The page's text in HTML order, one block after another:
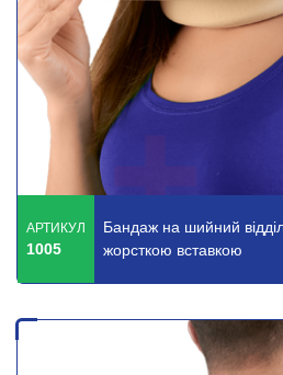
АРТИКУЛ
1005
Бандаж на шийний
жорсткою вставкою